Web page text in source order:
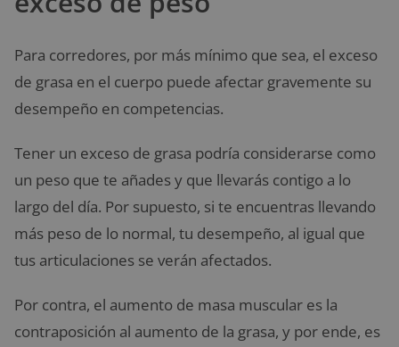
Para corredores, por más mínimo que sea, el exceso
de grasa en el cuerpo puede afectar gravemente su
desempeño en competencias.
Tener un exceso de grasa podría considerarse como
un peso que te añades y que llevarás contigo a lo
largo del día. Por supuesto, si te encuentras llevando
más peso de lo normal, tu desempeño, al igual que
tus articulaciones se verán afectados.
Por contra, el aumento de masa muscular es la
contraposición al aumento de la grasa, y por ende, es